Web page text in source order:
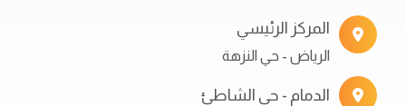
المركز الرئيسي
الرياض - حي النزهة
الدمام - حي الشاطئ